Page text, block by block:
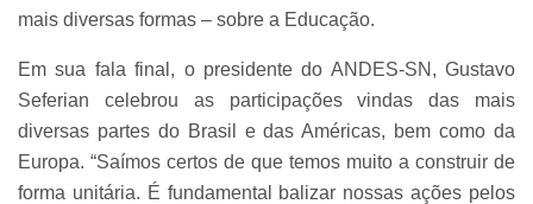
mais diversas formas – sobre a Educação.
Em sua fala final, o presidente do ANDES-SN, Gustavo
Seferian celebrou as participações vindas das mais
diversas partes do Brasil e das Américas, bem como da
Europa. “Saímos certos de que temos muito a construir de
forma unitária. É fundamental balizar nossas ações pelos